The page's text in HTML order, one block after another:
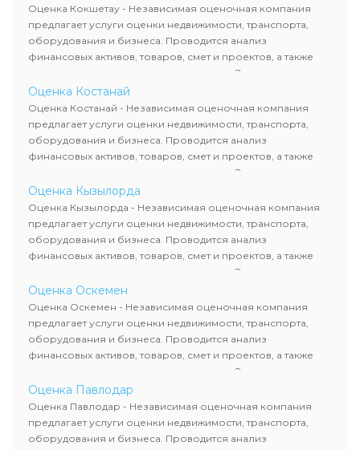
рассчитывают ущерб. Все отчеты соответствуют
требованиям законодательства и используются для
сделок, кредитования и судебных процессов.
Оценка Кокшетау - Независимая оценочная компания
предлагает услуги оценки недвижимости, транспорта,
оборудования и бизнеса. Проводится анализ
финансовых активов, товаров, смет и проектов, а также
оценка животных и недропользования. Эксперты
определяют рыночную стоимость имущества и
рассчитывают ущерб. Все отчеты соответствуют
требованиям законодательства и используются для
сделок, кредитования и судебных процессов.
Оценка Костанай
Оценка Костанай - Независимая оценочная компания
предлагает услуги оценки недвижимости, транспорта,
оборудования и бизнеса. Проводится анализ
финансовых активов, товаров, смет и проектов, а также
оценка животных и недропользования. Эксперты
определяют рыночную стоимость имущества и
рассчитывают ущерб. Все отчеты соответствуют
требованиям законодательства и используются для
сделок, кредитования и судебных процессов.
Оценка Кызылорда
Оценка Кызылорда - Независимая оценочная компания
предлагает услуги оценки недвижимости, транспорта,
оборудования и бизнеса. Проводится анализ
финансовых активов, товаров, смет и проектов, а также
оценка животных и недропользования. Эксперты
определяют рыночную стоимость имущества и
рассчитывают ущерб. Все отчеты соответствуют
требованиям законодательства и используются для
сделок, кредитования и судебных процессов.
Оценка Оскемен
Оценка Оскемен - Независимая оценочная компания
предлагает услуги оценки недвижимости, транспорта,
оборудования и бизнеса. Проводится анализ
финансовых активов, товаров, смет и проектов, а также
оценка животных и недропользования. Эксперты
определяют рыночную стоимость имущества и
рассчитывают ущерб. Все отчеты соответствуют
требованиям законодательства и используются для
сделок, кредитования и судебных процессов.
Оценка Павлодар
Оценка Павлодар - Независимая оценочная компания
предлагает услуги оценки недвижимости, транспорта,
оборудования и бизнеса. Проводится анализ